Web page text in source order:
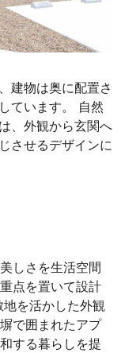
建物は奥に配置さ
ています。 自然
、外観から玄関へ
させるデザインに
しさを生活空間
点を置いて設計
を活かした外観
で囲まれたアプ
する暮らしを提